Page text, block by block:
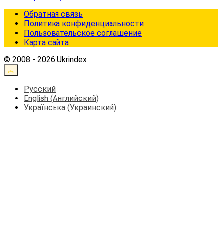
Обратная связь
Политика конфиденциальности
Пользовательское соглашение
Карта сайта
© 2008 - 2026 Ukrindex
Русский
English (Английский)
Українська (Украинский)